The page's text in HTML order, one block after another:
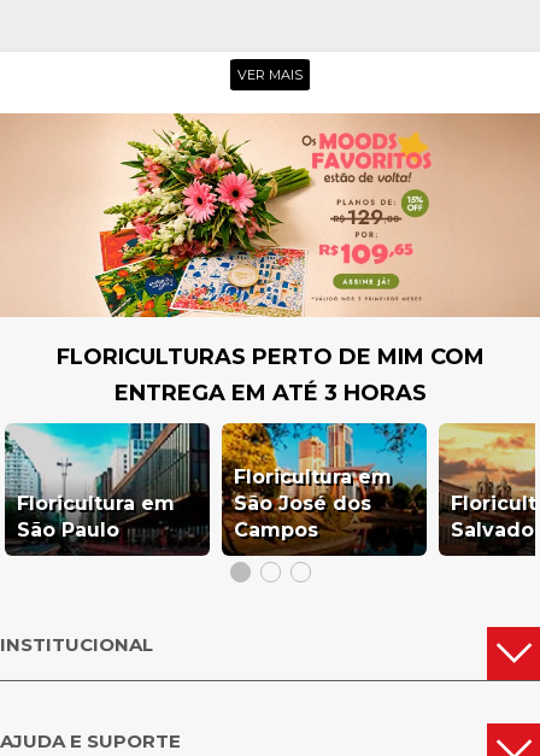
Caso ocorra uma urgência, seu pedido chega em até três horas no local
comercial. Agora não tem mais motivo para deixar um momento passar
em branco. Não perca tempo! Faça já a sua encomenda e receba
Além dos mais belos arranjos, a Giuliana Flores conta com uma seleção
com incríveis produtos, são kits e cestas personalizados com bebidas,
chocolates e entre outras opções. Sem dúvidas, o presente escolhido vai
agradar muito e surpreender. Aproveite aniversários, dia da mulher, dia
dos namorados, dia internacional da mulher e confraternizações diversas
para presentear e receber tudo com agilidade e na comodidade de casa.
FLORES E PRESENTES PORTEL
E não esqueça, ao receber sua encomenda em Portel registre o momento.
Compartilhe no Instagram e marque o perfil oficial da Giuliana Flores:
@giulianafloresoficial e aproveite!
MACAPÁ SANTANA JARI
MAZAGÃO
OUTRAS CIDADES
VER MAIS
FLORICULTURAS PERTO DE MIM COM
ENTREGA EM ATÉ 3 HORAS
Floricultura em
São Paulo
Floricultura em
São José dos
Campos
INSTITUCIONAL
AJUDA E SUPORTE